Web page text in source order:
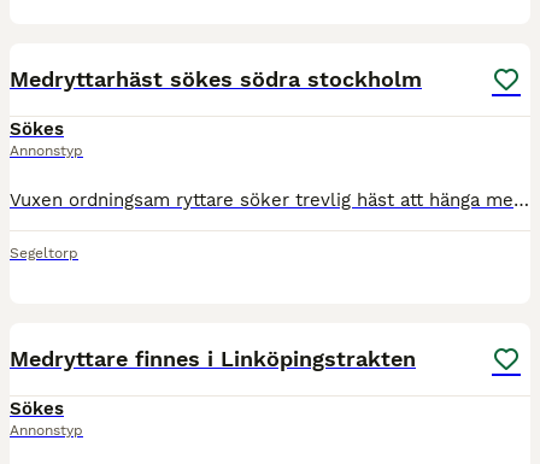
Medryttarhäst sökes södra stockholm
Sökes
Annonstyp
Vuxen ordningsam ryttare söker trevlig häst att hänga med 1-2 ggr i veckan. Jag föredrar uteritter så en gärna en häst som inte har problem att ridas ut på själv, och med tydlig broms. Jag har lång er
Segeltorp
Medryttare finnes i Linköpingstrakten
Sökes
Annonstyp